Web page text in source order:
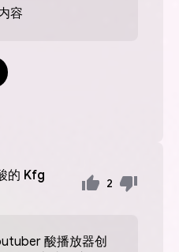
容
的 Kfg 2
酸播放器创